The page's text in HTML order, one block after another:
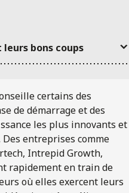
bons coups
certains des
de démarrage et des
les plus innovants et
entreprises comme
Intrepid Growth,
rapidement en train de
où elles exercent leurs